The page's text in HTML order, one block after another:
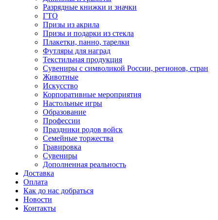
Разрядные книжки и значки
ГТО
Призы из акрила
Призы и подарки из стекла
Плакетки, панно, тарелки
Футляры для наград
Текстильная продукция
Сувениры с символикой России, регионов, стран
Животные
Искусство
Корпоративные мероприятия
Настольные игры
Образование
Профессии
Праздники родов войск
Семейные торжества
Гравировка
Сувениры
Дополненная реальность
Доставка
Оплата
Как до нас добраться
Новости
Контакты